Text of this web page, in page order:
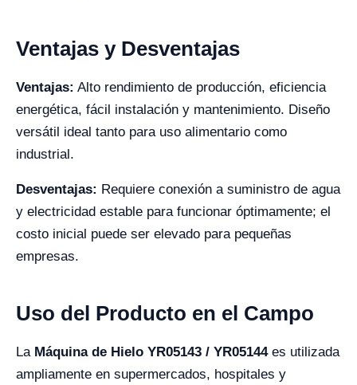
Ventajas y Desventajas
Ventajas: Alto rendimiento de producción, eficiencia
energética, fácil instalación y mantenimiento. Diseño
versátil ideal tanto para uso alimentario como
industrial.
Desventajas: Requiere conexión a suministro de agua
y electricidad estable para funcionar óptimamente; el
costo inicial puede ser elevado para pequeñas
empresas.
Uso del Producto en el Campo
La Máquina de Hielo YR05143 / YR05144es utilizada
ampliamente en supermercados, hospitales y